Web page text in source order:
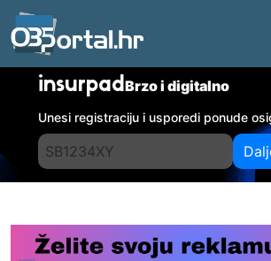
insurpadBrzo i digitalno
Unesi registraciju i usporedi ponude